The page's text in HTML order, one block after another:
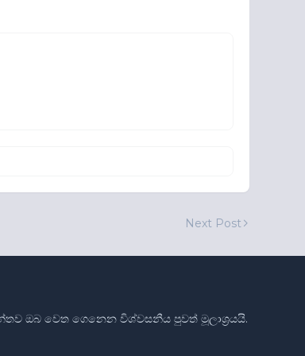
Next Post
ඔබ වෙත ගෙනෙන විශ්වසනීය පුවත් මූලාශ්‍රයයි.